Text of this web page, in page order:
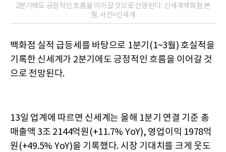
2분기에도 긍정적인 흐름을 이어갈 것으로 전망된다. 신세계백화점 본
점. 사진=신세계
백화점 실적 급등세를 바탕으로 1분기(1~3월) 호실적을
기록한 신세계가 2분기에도 긍정적인 흐름을 이어갈 것
으로 전망된다.
13일 업계에 따르면 신세계는 올해 1분기 연결 기준 총
매출액 3조 2144억원(+11.7% YoY), 영업이익 1978억
원(+49.5% YoY)을 기록했다. 시장 기대치를 크게 웃도